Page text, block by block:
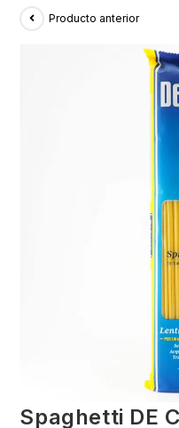
Producto anterior
Spaghetti DE